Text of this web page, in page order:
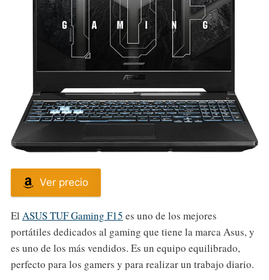
Ver precio
El ASUS TUF Gaming F15 es uno de los mejores
portátiles dedicados al gaming que tiene la marca Asus, y
es uno de los más vendidos. Es un equipo equilibrado,
perfecto para los gamers y para realizar un trabajo diario.